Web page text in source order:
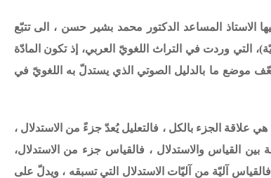
الاستاذ المساعد الدكتور محمد بشير حسن ، الىتتبّع
التي وردت في التراث اللغويّ العربي، إذ تكون المادّة
موضع ما بالدليل الصوتي الذي يستدلّ به اللغويّ في
هي علاقة الجزء بالكل ، فالتعليل يُعدّ جزءً من الاستدلال ،
القياس والاستدلال ، فالقياس جزء من الاستدلال،
آليّة من آليّات الاستدلال التي تسبقه ، ويدلّ على